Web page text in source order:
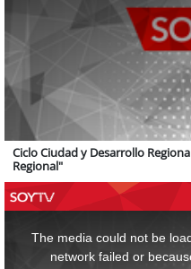
Ciclo Ciudad y Desarrollo
Regional"
The media could not be
network failed or